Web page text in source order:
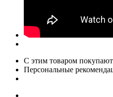
С этим товаром покупают
Персональные